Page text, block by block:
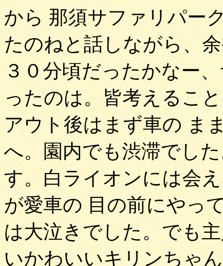
から 那須サファリパー
たのねと話しながら、
３０分頃だったかなー
ったのは。皆考えるこ
アウト後はまず車の ま
へ。園内でも渋滞でし
す。白ライオンには会
が愛車の 目の前にやっ
は大泣きでした。でも
いかわいいキリンちゃ